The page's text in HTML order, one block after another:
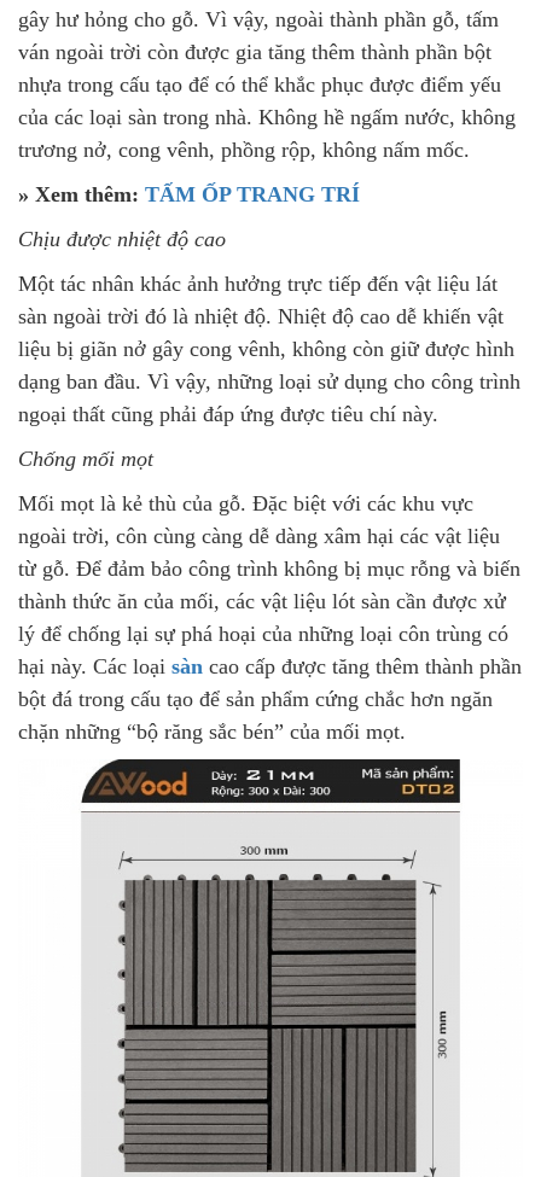
gây hư hỏng cho gỗ. Vì vậy, ngoài thành phần gỗ, tấm
ván ngoài trời còn được gia tăng thêm thành phần bột
nhựa trong cấu tạo để có thể khắc phục được điểm yếu
của các loại sàn trong nhà. Không hề ngấm nước, không
trương nở, cong vênh, phồng rộp, không nấm mốc.
» Xem thêm: TẤM ỐP TRANG TRÍ
Chịu được nhiệt độ cao
Một tác nhân khác ảnh hưởng trực tiếp đến vật liệu lát
sàn ngoài trời đó là nhiệt độ. Nhiệt độ cao dễ khiến vật
liệu bị giãn nở gây cong vênh, không còn giữ được hình
dạng ban đầu. Vì vậy, những loại sử dụng cho công trình
ngoại thất cũng phải đáp ứng được tiêu chí này.
Chống mối mọt
Mối mọt là kẻ thù của gỗ. Đặc biệt với các khu vực
ngoài trời, côn cùng càng dễ dàng xâm hại các vật liệu
từ gỗ. Để đảm bảo công trình không bị mục rỗng và biến
thành thức ăn của mối, các vật liệu lót sàn cần được xử
lý để chống lại sự phá hoại của những loại côn trùng có
hại này. Các loại sàn cao cấp được tăng thêm thành phần
bột đá trong cấu tạo để sản phẩm cứng chắc hơn ngăn
chặn những “bộ răng sắc bén” của mối mọt.